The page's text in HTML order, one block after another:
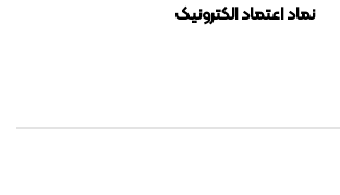
نماد اعتماد الکترونیک